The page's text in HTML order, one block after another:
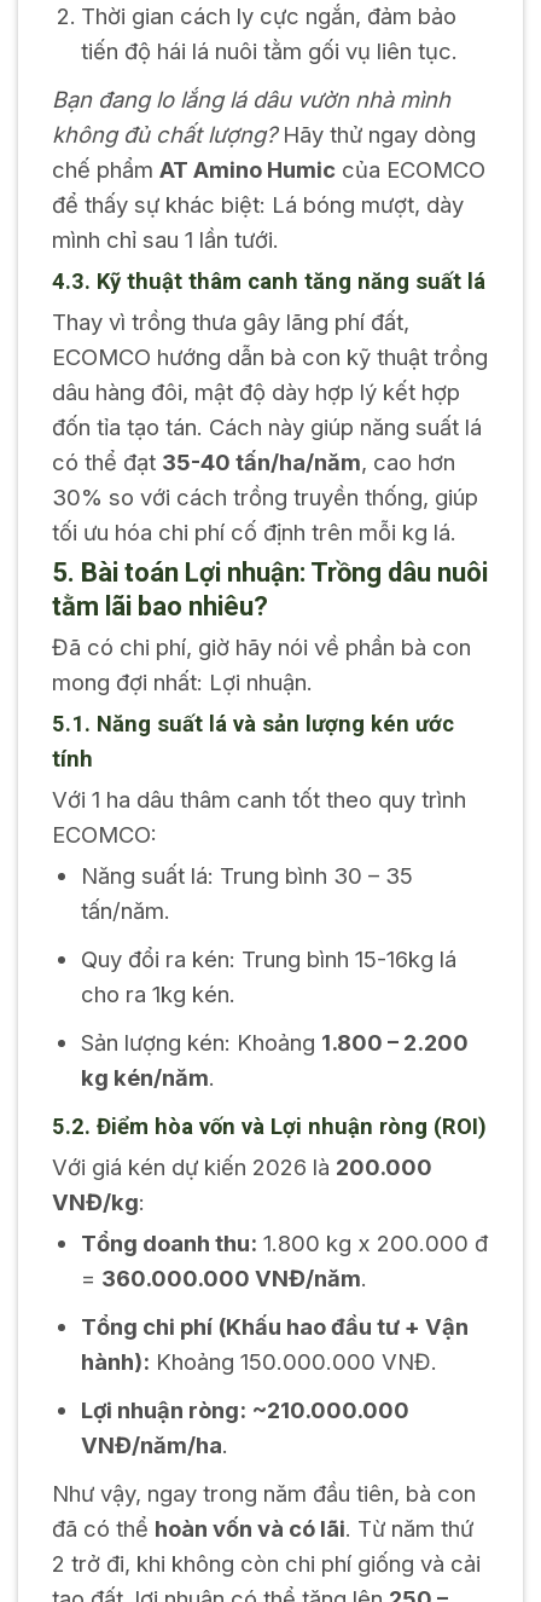
Thời gian cách ly cực ngắn, đảm bảo
tiến độ hái lá nuôi tằm gối vụ liên tục.
Bạn đang lo lắng lá dâu vườn nhà mình
không đủ chất lượng?Hãy thử ngay dòng
chế phẩm AT Amino Humic của ECOMCO
để thấy sự khác biệt: Lá bóng mượt, dày
mình chỉ sau 1 lần tưới.
4.3. Kỹ thuật thâm canh tăng năng suất lá
Thay vì trồng thưa gây lãng phí đất,
ECOMCO hướng dẫn bà con kỹ thuật trồng
dâu hàng đôi, mật độ dày hợp lý kết hợp
đốn tỉa tạo tán. Cách này giúp năng suất lá
có thể đạt 35-40 tấn/ha/năm, cao hơn
30% so với cách trồng truyền thống, giúp
tối ưu hóa chi phí cố định trên mỗi kg lá.
5. Bài toán Lợi nhuận: Trồng dâu nuôi
tằm lãi bao nhiêu?
Đã có chi phí, giờ hãy nói về phần bà con
mong đợi nhất: Lợi nhuận.
5.1. Năng suất lá và sản lượng kén ước
tính
Với 1 ha dâu thâm canh tốt theo quy trình
ECOMCO:
Năng suất lá: Trung bình 30 – 35
tấn/năm.
Quy đổi ra kén: Trung bình 15-16kg lá
cho ra 1kg kén.
Sản lượng kén: Khoảng 1.800 – 2.200
kg kén/năm.
5.2. Điểm hòa vốn và Lợi nhuận ròng (ROI)
Với giá kén dự kiến 2026 là 200.000
VNĐ/kg:
Tổng doanh thu: 1.800 kg x 200.000 đ
= 360.000.000 VNĐ/năm.
Tổng chi phí (Khấu hao đầu tư + Vận
hành): Khoảng 150.000.000 VNĐ.
Lợi nhuận ròng: ~210.000.000
VNĐ/năm/ha.
Như vậy, ngay trong năm đầu tiên, bà con
đã có thể hoàn vốn và có lãi. Từ năm thứ
2 trở đi, khi không còn chi phí giống và cải